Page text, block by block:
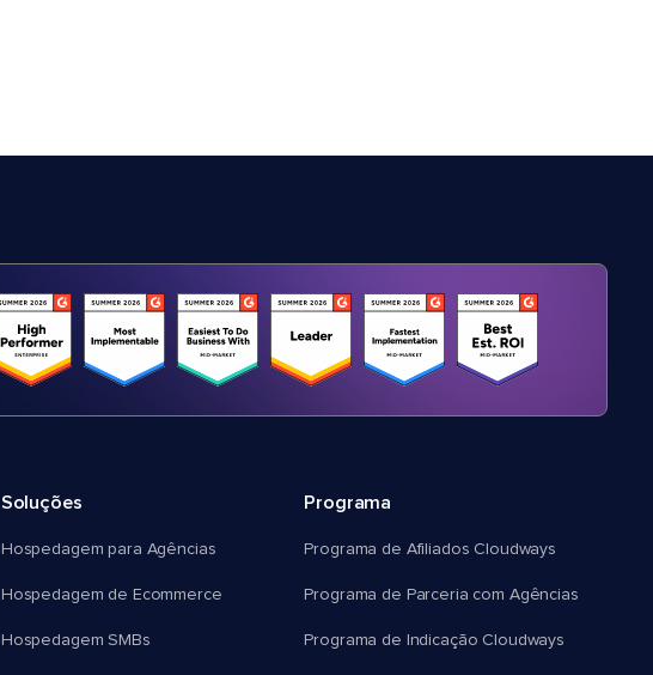
Soluções
Hospedagem para Agências
Hospedagem de Ecommerce
Hospedagem SMBs
Programa
Programa de Afiliados Cloudways
Programa de Parceria com Agências
Programa de Indicação Cloudways